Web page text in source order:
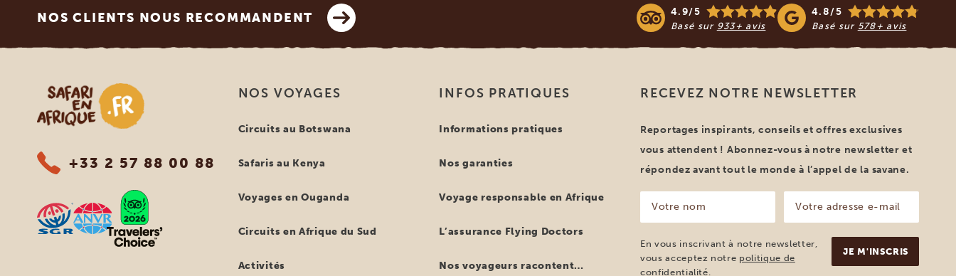
NOS CLIENTS NOUS RECOMMANDENT 4.9/5
Basé sur 933+ avis
4.8/5
Basé sur 578+ avis
Safari en Afrique
+33 2 57 88 00 88
NOS VOYAGES
Circuits au Botswana
Safaris au Kenya
Voyages en Ouganda
Circuits en Afrique du Sud
Activités
INFOS PRATIQUES
Informations pratiques
Nos garanties
Voyage responsable en Afrique
L’assurance Flying Doctors
Nos voyageurs racontent…
RECEVEZ NOTRE NEWSLETTER
Reportages inspirants, conseils et offres exclusives
vous attendent ! Abonnez-vous à notre newsletter et
répondez avant tout le monde à l’appel de la savane.
nom
(Nécessaire)
adresse
e-
mail
(Nécessaire)
En vous inscrivant à notre newsletter,
vous acceptez notre politique de
confidentialité.